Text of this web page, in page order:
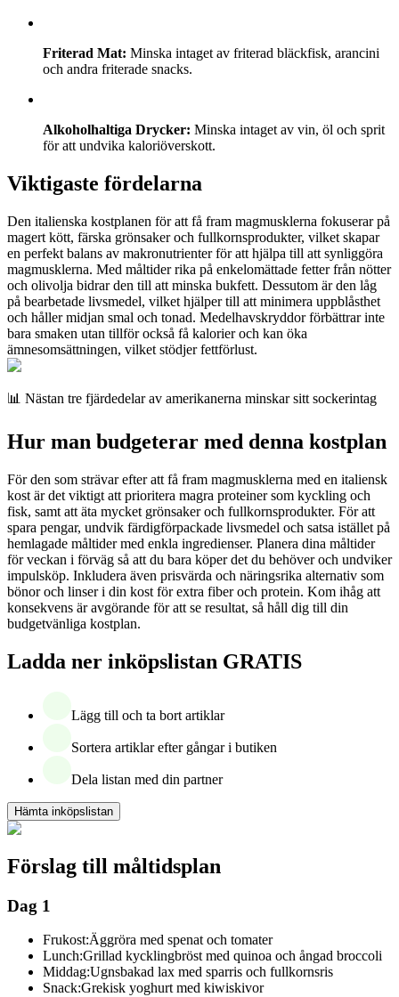
Friterad Mat: Minska intaget av friterad bläckfisk, arancini
och andra friterade snacks.
Alkoholhaltiga Drycker: Minska intaget av vin, öl och sprit
för att undvika kaloriöverskott.
Viktigaste fördelarna
Den italienska kostplanen för att få fram magmusklerna fokuserar på
magert kött, färska grönsaker och fullkornsprodukter, vilket skapar
en perfekt balans av makronutrienter för att hjälpa till att synliggöra
magmusklerna. Med måltider rika på enkelomättade fetter från nötter
och olivolja bidrar den till att minska bukfett. Dessutom är den låg
på bearbetade livsmedel, vilket hjälper till att minimera uppblåsthet
och håller midjan smal och tonad. Medelhavskryddor förbättrar inte
bara smaken utan tillför också få kalorier och kan öka
ämnesomsättningen, vilket stödjer fettförlust.
📊 Nästan tre fjärdedelar av amerikanerna minskar sitt sockerintag
Hur man budgeterar med denna kostplan
För den som strävar efter att få fram magmusklerna med en italiensk
kost är det viktigt att prioritera magra proteiner som kyckling och
fisk, samt att äta mycket grönsaker och fullkornsprodukter. För att
spara pengar, undvik färdigförpackade livsmedel och satsa istället på
hemlagade måltider med enkla ingredienser. Planera dina måltider
för veckan i förväg så att du bara köper det du behöver och undviker
impulsköp. Inkludera även prisvärda och näringsrika alternativ som
bönor och linser i din kost för extra fiber och protein. Kom ihåg att
konsekvens är avgörande för att se resultat, så håll dig till din
budgetvänliga kostplan.
Ladda ner inköpslistan GRATIS
Lägg till och ta bort artiklar
Sortera artiklar efter gångar i butiken
Dela listan med din partner
Hämta inköpslistan
Förslag till måltidsplan
Dag 1
Frukost:Äggröra med spenat och tomater
Lunch:Grillad kycklingbröst med quinoa och ångad broccoli
Middag:Ugnsbakad lax med sparris och fullkornsris
Snack:Grekisk yoghurt med kiwiskivor